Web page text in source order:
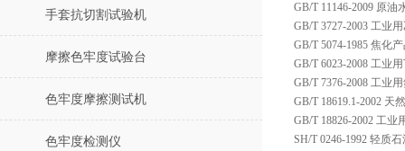
手套抗切割试验机
摩擦色牢度试验台
色牢度摩擦测试机
色牢度检测仪
GB/T 11146-2009 原
GB/T 3727-2003 工业
GB/T 5074-1985 焦化
GB/T 6023-2008 工业
GB/T 7376-2008 工业
GB/T 18619.1-2002 天
GB/T 18826-2002 工业
SH/T 0246-1992 轻质